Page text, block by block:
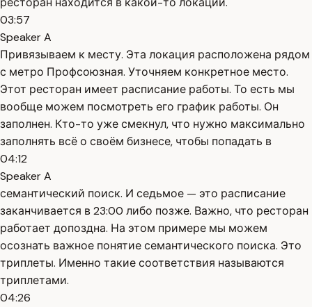
03:57
Speaker A
Привязываем к месту. Эта локация расположена рядом
с метро Профсоюзная. Уточняем конкретное место.
Этот ресторан имеет расписание работы. То есть мы
вообще можем посмотреть его график работы. Он
заполнен. Кто-то уже смекнул, что нужно максимально
заполнять всё о своём бизнесе, чтобы попадать в
04:12
Speaker A
семантический поиск. И седьмое — это расписание
заканчивается в 23:00 либо позже. Важно, что ресторан
работает допоздна. На этом примере мы можем
осознать важное понятие семантического поиска. Это
триплеты. Именно такие соответствия называются
триплетами.
04:26